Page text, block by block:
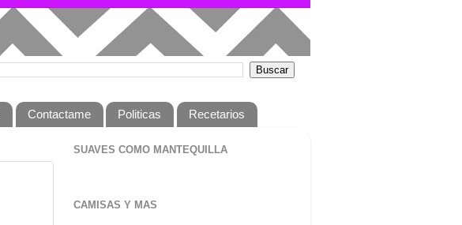
Contactame Politicas Recetarios
SUAVES COMO MANTEQUILLA
CAMISAS Y MAS